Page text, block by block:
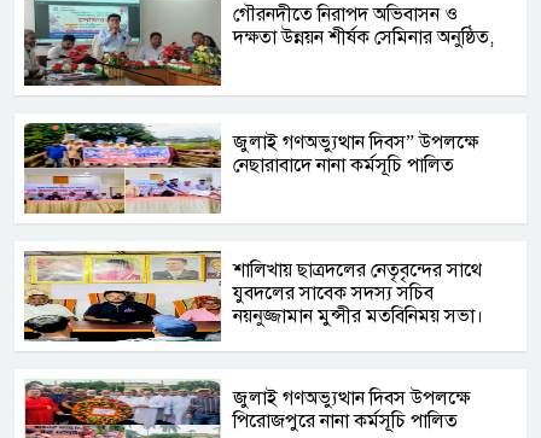
গৌরনদীতে নিরাপদ অভিবাসন ও
দক্ষতা উন্নয়ন শীর্ষক সেমিনার অনুষ্ঠিত,
জুলাই গণঅভ্যুত্থান দিবস” উপলক্ষে
নেছারাবাদে নানা কর্মসূচি পালিত
শালিখায় ছাত্রদলের নেতৃবৃন্দের সাথে
যুবদলের সাবেক সদস্য সচিব
নয়নুজ্জামান মুন্সীর মতবিনিময় সভা।
জুলাই গণঅভ্যুত্থান দিবস উপলক্ষে
পিরোজপুরে নানা কর্মসূচি পালিত